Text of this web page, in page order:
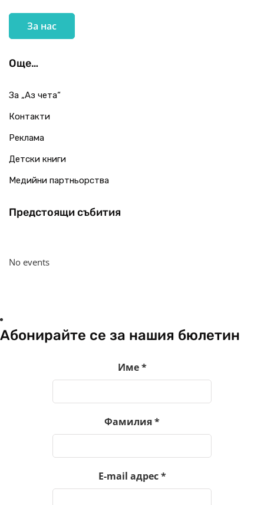
За нас
Още…
За „Аз чета“
Контакти
Реклама
Детски книги
Медийни партньорства
Предстоящи събития
No events
Абонирайте се за нашия бюлетин
Име*
Фамилия*
E-mail адрес*